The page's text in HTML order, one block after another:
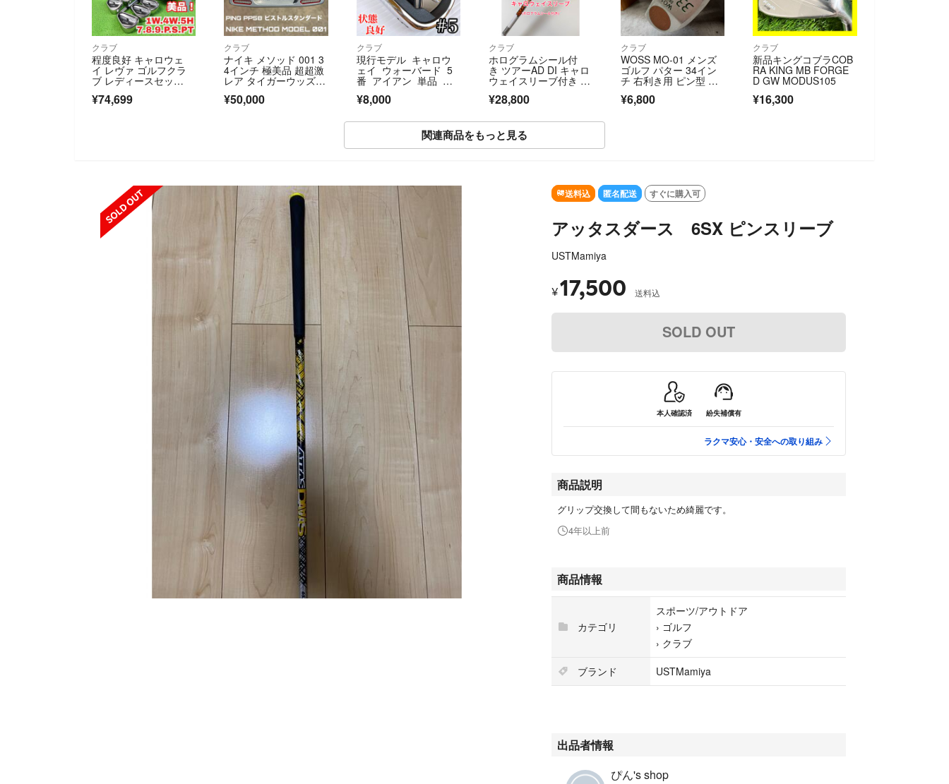
クラブ
程度良好 キャロウェ
イ レヴァ ゴルフクラ
ブ レディースセッ
VA 初心者 Y26080701
¥74,699
クラブ
ナイキ メソッド 001 3
4インチ 極美品 超超激
レア タイガーウッズ N
ch
¥50,000
クラブ
現行モデル キャロウ
ェイ ウォーバード 5
番 アイアン 単品 純
¥8,000
クラブ
ホログラムシール付
き ツアーAD DI キャロ
ウェイスリーブ付き ド
¥28,800
クラブ
WOSS MO-01 メンズ
ゴルフ パター 34イン
チ 右利き用 ピン型 ク
¥6,800
クラブ
新品キングコブラCOB
RA KING MB FORGE
D GW MODUS105
¥16,300
関連商品をもっと見る
送料込 匿名配送 すぐに購入可
アッタスダース 6SX ピンスリーブ
USTMamiya
¥17,500 送料込
SOLD OUT
本人確認済 紛失補償有
ラクマ安心・安全への取り組み
商品説明
グリップ交換して間もないため綺麗です。
4年以上前
商品情報
カテゴリ
スポーツ/アウトドア
› ゴルフ
› クラブ
ブランド
USTMamiya
出品者情報
ぴん's shop